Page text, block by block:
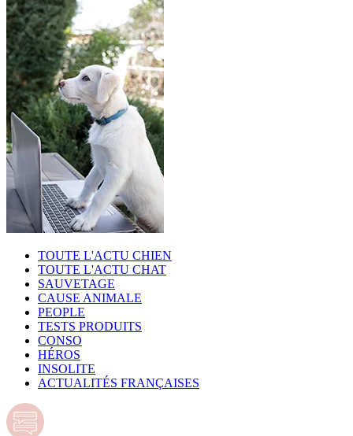
TOUTE L'ACTU CHIEN
TOUTE L'ACTU CHAT
SAUVETAGE
CAUSE ANIMALE
PEOPLE
TESTS PRODUITS
CONSO
HÉROS
INSOLITE
ACTUALITÉS FRANÇAISES